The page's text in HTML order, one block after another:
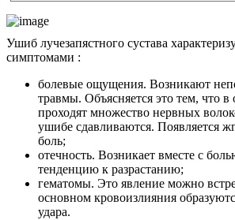
Ушиб лучезапястного сустава
симптомами :
болевые ощущения. Возникают
травмы. Объясняется это тем, что в
проходят множество нервных
ушибе сдавливаются. Появляется
боль;
отечность. Возникает вместе с
тенденцию к разрастанию;
гематомы. Это явление можно
основном кровоизлияния
удара.